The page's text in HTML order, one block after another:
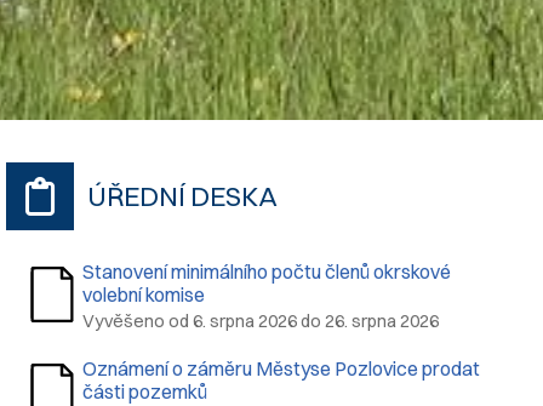
ÚŘEDNÍ DESKA
Stanovení minimálního počtu členů okrskové
volební komise
Vyvěšeno od 6. srpna 2026 do 26. srpna 2026
Oznámení o záměru Městyse Pozlovice prodat
části pozemků